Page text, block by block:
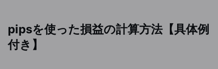
pipsを使った損益の計算方法【具体例
付き】